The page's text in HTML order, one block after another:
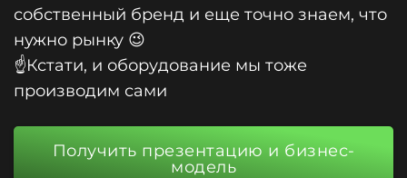
собственный бренд и еще точно знаем, что
нужно рынку 😉
☝️Кстати, и оборудование мы тоже
производим сами
Получить презентацию и бизнес-
модель